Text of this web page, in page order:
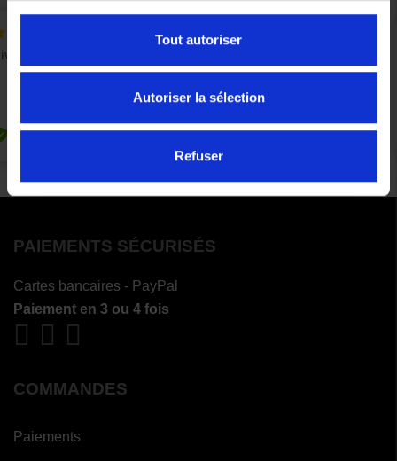
Tout autoriser
Autoriser la sélection
Refuser
PAIEMENTS SÉCURISÉS
Cartes bancaires - PayPal
Paiement en 3 ou 4 fois
COMMANDES
Paiements